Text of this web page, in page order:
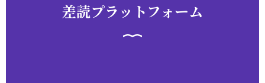
差読プラットフォーム